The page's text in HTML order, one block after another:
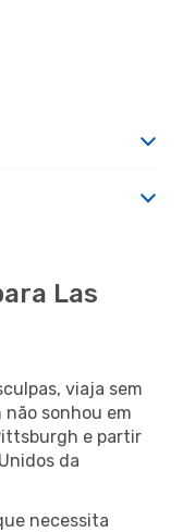
Las
viaja sem
sonhou em
e partir
da
necessita